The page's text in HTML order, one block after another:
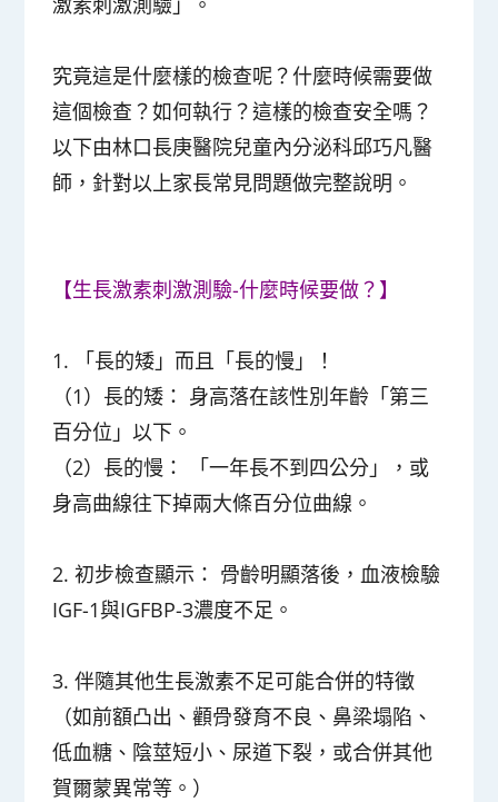
究竟這是什麼樣的檢查呢？什麼時候需要做
這個檢查？如何執行？這樣的檢查安全嗎？
以下由林口長庚醫院兒童內分泌科邱巧凡醫
師，針對以上家長常見問題做完整說明。
【生長激素刺激測驗-什麼時候要做？】
1. 「長的矮」而且「長的慢」！
（1）長的矮： 身高落在該性別年齡「第三
百分位」以下。
（2）長的慢： 「一年長不到四公分」，或
身高曲線往下掉兩大條百分位曲線。
2. 初步檢查顯示： 骨齡明顯落後，血液檢驗
IGF-1與IGFBP-3濃度不足。
3. 伴隨其他生長激素不足可能合併的特徵
（如前額凸出、顴骨發育不良、鼻梁塌陷、
低血糖、陰莖短小、尿道下裂，或合併其他
賀爾蒙異常等。）